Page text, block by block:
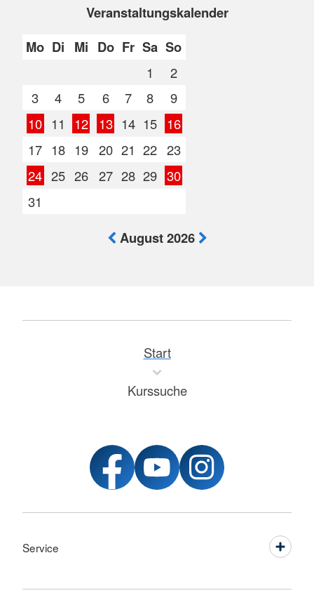
Veranstaltungskalender
Mo Di Mi Do Fr Sa So
1
2
3
4 5 6 7 8
9
10 11 12 13 14 15
16
17 18 19 20 21 22 23
24 25 26 27 28 29 30
31
August 2026
Start
Kurssuche
Service